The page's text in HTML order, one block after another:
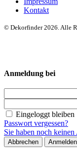
Kontakt
© Dekorfinder 2026. Alle
Anmeldung bei
Eingeloggt bleiben
Passwort vergessen?
Sie haben noch
Abbrechen Anmelden